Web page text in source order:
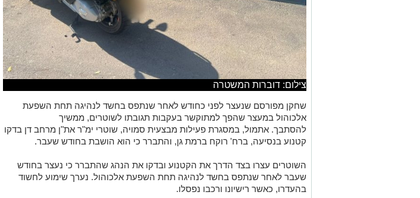
צילום: דוברות המשטרה
שחקן מפורסם שנעצר לפני כחודש לאחר שנתפס בחשד לנהיגה תחת השפעת
אלכוהול במעצר שהפך למתוקשר בעקבות תגובתו לשוטרים, ממשיך
להסתבך. אתמול, במסגרת פעילות מבצעית סמויה, שוטרי ימ"ר את"ן מרחב דן בדקו
קטנוע בנסיעה, ברח' רוקח ברמת גן, והתברר כי הוא הושבת בחודש שעבר.
השוטרים עצרו בצד הדרך את הקטנוע ובדקו את הנהג שהתברר כי נעצר בחודש
שעבר לאחר שנתפס בחשד לנהיגה תחת השפעת אלכוהול. נערך שימוע לחשוד
בהעדרו, כאשר רישיונו ורכבו נפסלו.
שבסיומה שוחרר בתנאים מגבילים, מעצר בית וזימון לבימ"ש. הקטנוע הוחרם ונגרר
למגרש משטרתי.